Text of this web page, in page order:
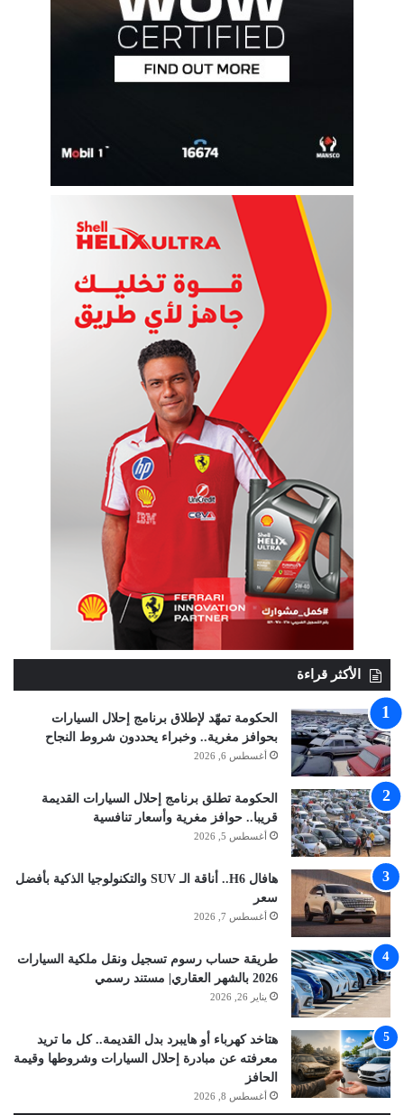
الأكثر قراءة
الحكومة تمهّد لإطلاق برنامج إحلال السيارات
بحوافز مغرية.. وخبراء يحددون شروط النجاح
أغسطس 6, 2026
الحكومة تطلق برنامج إحلال السيارات القديمة
قريبا.. حوافز مغرية وأسعار تنافسية
أغسطس 5, 2026
هافال H6.. أناقة الـ SUV والتكنولوجيا الذكية بأفضل
سعر
أغسطس 7, 2026
طريقة حساب رسوم تسجيل ونقل ملكية السيارات
2026 بالشهر العقاري| مستند رسمي
يناير 26, 2026
هتاخد كهرباء أو هايبرد بدل القديمة.. كل ما تريد
معرفته عن مبادرة إحلال السيارات وشروطها وقيمة
الحافز
أغسطس 8, 2026